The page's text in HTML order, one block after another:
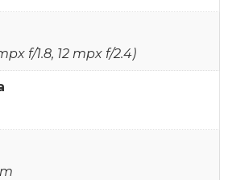
f/1.8, 12 mpx f/2.4)